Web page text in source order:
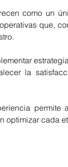
como un
que,
la
optimizar cada